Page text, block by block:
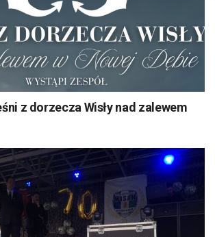
z dorzecza Wisły nad zalewem